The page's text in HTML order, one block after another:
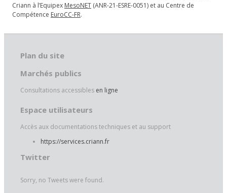
Criann à l’Equipex MesoNET (ANR-21-ESRE-0051) et au Centre de
Compétence EuroCC-FR.
Plan du site
Marchés publics
Consultations accessibles en ligne
Espace utilisateurs
Accès aux documentations techniques et au support
https://services.criann.fr
Twitter
Sorry, no Tweets were found.